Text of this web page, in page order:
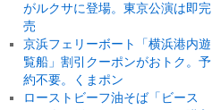
がルクサに登場。東京公演は即完
売
京浜フェリーボート「横浜港内遊
覧船」割引クーポンがおトク。予
約不要。くまポン
ローストビーフ油そば「ビース